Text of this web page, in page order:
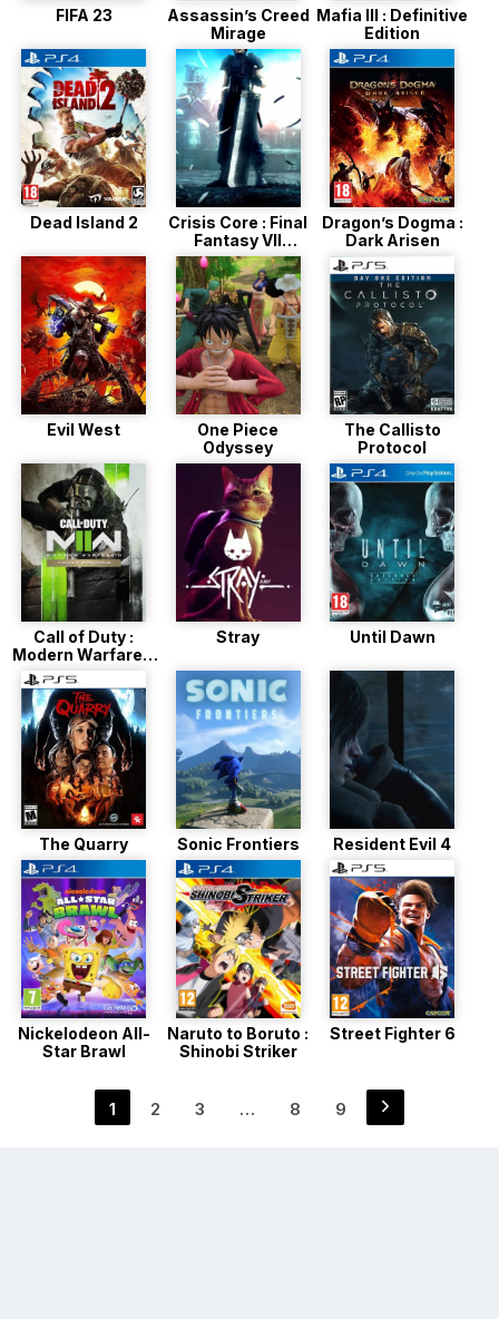
FIFA 23
Assassin’s Creed
Mirage
Mafia III : Definitive
Edition
Dead Island 2
Crisis Core : Final
Fantasy VII
Reunion
Dragon’s Dogma :
Dark Arisen
Evil West
One Piece
Odyssey
The Callisto
Protocol
Call of Duty :
Modern Warfare 2
(2022)
Stray Until Dawn
The Quarry Sonic Frontiers Resident Evil 4
Nickelodeon All-
Star Brawl
Naruto to Boruto :
Shinobi Striker
Street Fighter 6
NavigationPage
1 Page
2 Page
3 … Page
8 Page
9